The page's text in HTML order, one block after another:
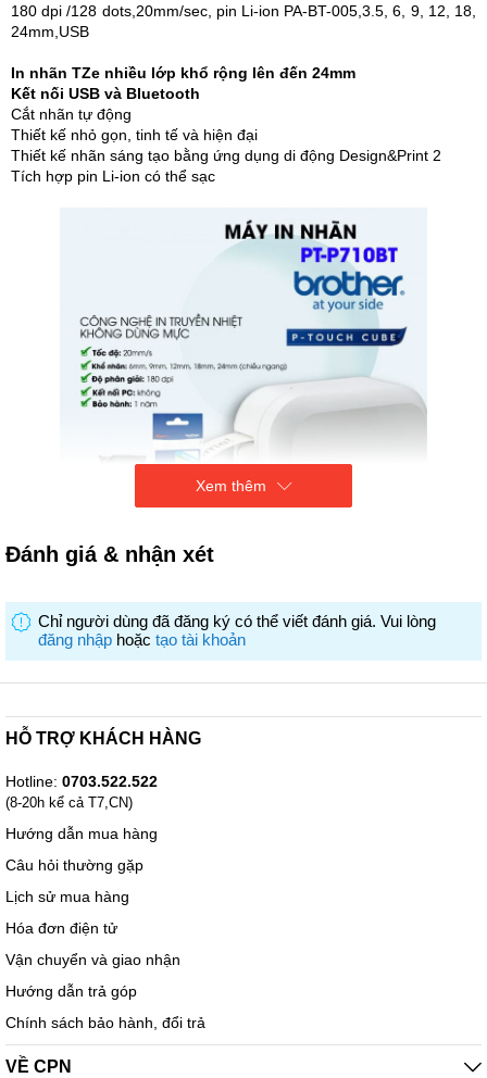
180 dpi /128 dots,20mm/sec, pin Li-ion PA-BT-005,3.5, 6, 9, 12, 18,
24mm,USB
In nhãn TZe nhiều lớp khổ rộng lên đến 24mm
Kết nối USB và Bluetooth
Cắt nhãn tự động
Thiết kế nhỏ gọn, tinh tế và hiện đại
Thiết kế nhãn sáng tạo bằng ứng dụng di động Design&Print 2
Tích hợp pin Li-ion có thể sạc
Basic Specs
Bàn Phím: Không có bảng điều khiển
Các Kích Thước Băng Dính Có Sẵn: 3.5, 6, 9, 12, 18, 24mm
Kích Thước Sản Phẩm (Rộng x Sâu x Cao): 128 mm × 67 mm ×
128 mm
Trọng lượng: 0.67 kg
In Ấn
Số Dòng Có Thể In: 2 Lines
Số Ký Tự Có Thể In: Smartphone select in Design&Print 2 App or
P-touch Editor
Xem thêm
Đánh giá & nhận xét
Chỉ người dùng đã đăng ký có thể viết đánh giá. Vui lòng
đăng nhập hoặc tạo tài khoản
HỖ TRỢ KHÁCH HÀNG
Hotline: 0703.522.522
(8-20h kể cả T7,CN)
Hướng dẫn mua hàng
Câu hỏi thường gặp
Lịch sử mua hàng
Hóa đơn điện tử
Vận chuyển và giao nhận
Hướng dẫn trả góp
Chính sách bảo hành, đổi trả
VỀ CPN